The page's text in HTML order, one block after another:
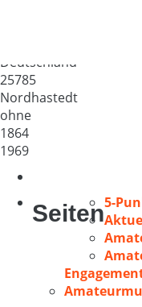
Deutschland
25785
Nordhastedt
ohne
1864
1969
Seiten5-